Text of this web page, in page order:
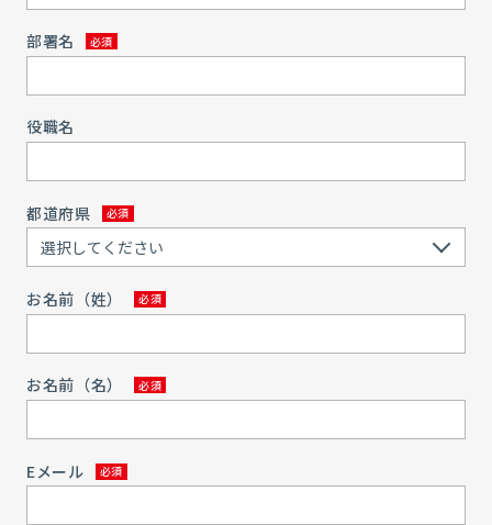
部署名
役職名
都道府県
お名前（姓）
お名前（名）
Eメール